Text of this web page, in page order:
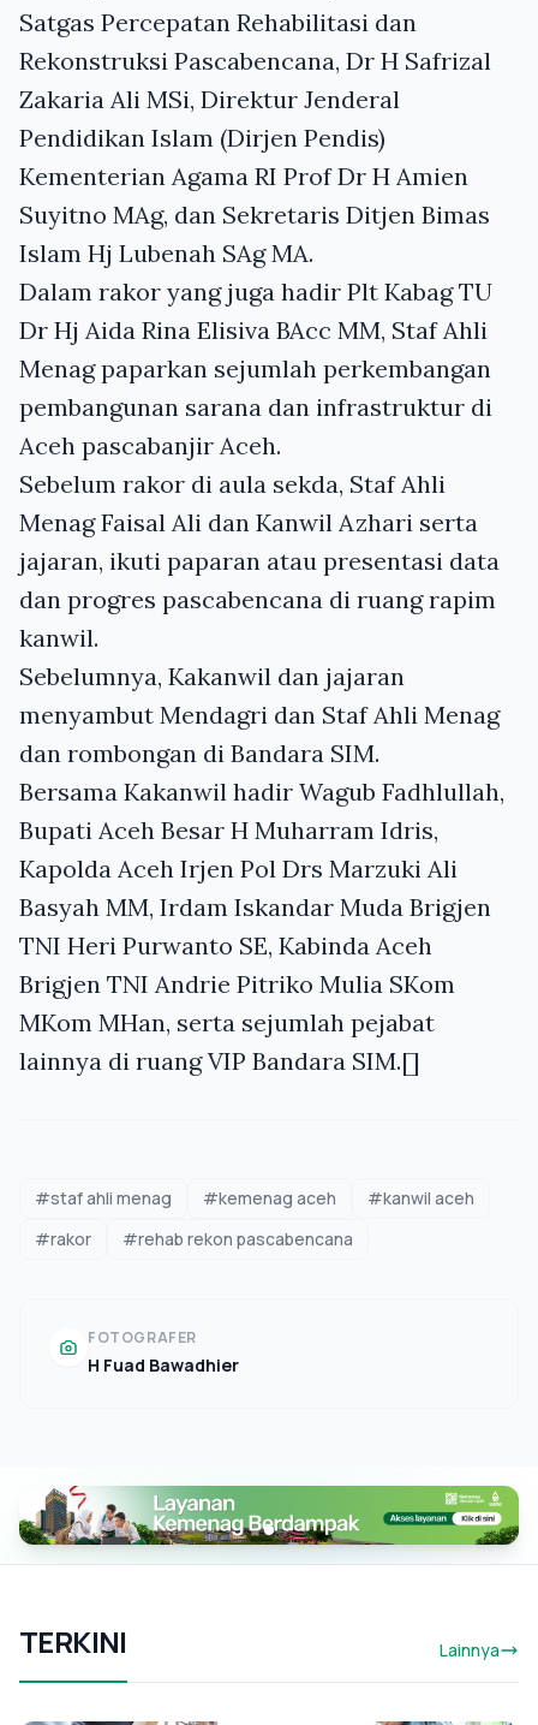
Satgas Percepatan Rehabilitasi dan
Rekonstruksi Pascabencana, Dr H Safrizal
Zakaria Ali MSi, Direktur Jenderal
Pendidikan Islam (Dirjen Pendis)
Kementerian Agama RI Prof Dr H Amien
Suyitno MAg, dan Sekretaris Ditjen Bimas
Islam Hj Lubenah SAg MA.
Dalam rakor yang juga hadir Plt Kabag TU
Dr Hj Aida Rina Elisiva BAcc MM, Staf Ahli
Menag paparkan sejumlah perkembangan
pembangunan sarana dan infrastruktur di
Aceh pascabanjir Aceh.
Sebelum rakor di aula sekda, Staf Ahli
Menag Faisal Ali dan Kanwil Azhari serta
jajaran, ikuti paparan atau presentasi data
dan progres pascabencana di ruang rapim
kanwil.
Sebelumnya, Kakanwil dan jajaran
menyambut Mendagri dan Staf Ahli Menag
dan rombongan di Bandara SIM.
Bersama Kakanwil hadir Wagub Fadhlullah,
Bupati Aceh Besar H Muharram Idris,
Kapolda Aceh Irjen Pol Drs Marzuki Ali
Basyah MM, Irdam Iskandar Muda Brigjen
TNI Heri Purwanto SE, Kabinda Aceh
Brigjen TNI Andrie Pitriko Mulia SKom
MKom MHan, serta sejumlah pejabat
lainnya di ruang VIP Bandara SIM.[]
#staf ahli menag #kemenag aceh
#kanwil aceh
#rakor
#rehab rekon pascabencana
FOTOGRAFER
H Fuad Bawadhier
TERKINI Lainnya